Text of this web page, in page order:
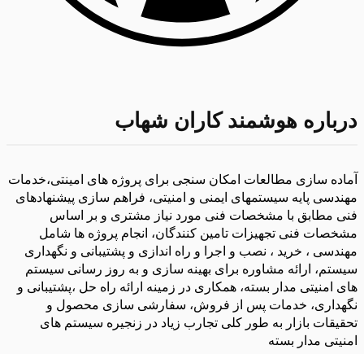
درباره هوشمند کاران شهاب
آماده سازی مطالعات امکان سنجی برای پروژه های امینتی،خدمات
مهندسی پایه سیستمهای ایمنی و امنیتی، فراهم سازی پیشنهادهای
فنی مطابق با مشخصات فنی مورد نیاز مشتری و بر اساس
مشخصات فنی تجهیزات تامین کنندگان، انجام پروژه ها شامل
مهندسی ، خرید ، نصب و اجرا و راه اندازی و پشتیبانی و نگهداری
سیستم، ارائه مشاوره برای بهینه سازی و به روز رسانی سیستم
های امنیتی مدار بسته، همکاری در زمینه ارائه راه حل ،پشتیبانی و
نگهداری، خدمات پس از فروش، سفارشی سازی محصول و
تحقیقات بازار به طور کلی تجارب زیاد در زنجیره سیستم های
امنیتی مدار بسته